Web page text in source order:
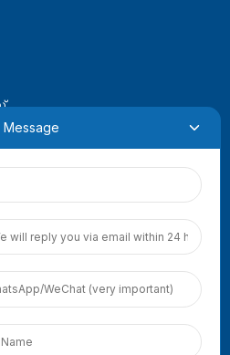
1, ഗ്വാനിൻഷാൻ
സെന്റർ, സിയാമെൻ,
Message